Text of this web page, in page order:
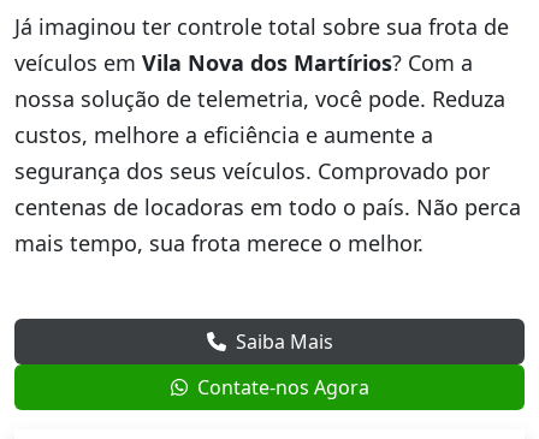
Já imaginou ter controle total sobre sua frota de
veículos em Vila Nova dos Martírios? Com a
nossa solução de telemetria, você pode. Reduza
custos, melhore a eficiência e aumente a
segurança dos seus veículos. Comprovado por
centenas de locadoras em todo o país. Não perca
mais tempo, sua frota merece o melhor.
Saiba Mais
Contate-nos Agora